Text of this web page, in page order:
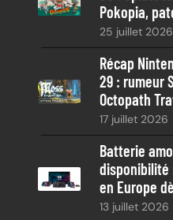
Pokopia,
25 juillet 2026
Récap
29 : rumeur
Octopath
17 juillet 2026
Batterie
disponibilité
en Europe
13 juillet 2026